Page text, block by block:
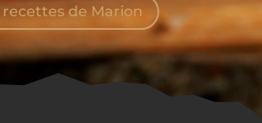
recettes de Marion